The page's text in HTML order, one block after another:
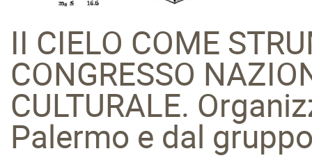
II CIELO COME
CONGRESSO
CULTURALE.
Palermo e dal